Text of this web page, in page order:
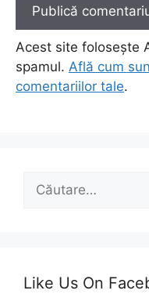
Acest site folosește
spamul. Află cum
comentariilor tale.
după:
Like Us On